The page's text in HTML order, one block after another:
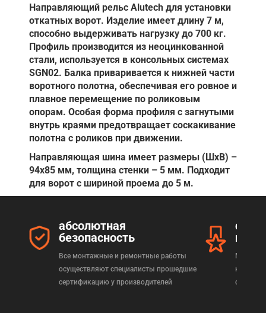
Направляющий рельс Alutech для установки
откатных ворот. Изделие имеет длину 7 м,
способно выдерживать нагрузку до 700 кг.
Профиль производится из неоцинкованной
стали, используется в консольных системах
SGN02. Балка приваривается к нижней части
воротного полотна, обеспечивая его ровное и
плавное перемещение по роликовым
опорам. Особая форма профиля с загнутыми
внутрь краями предотвращает соскакивание
полотна с роликов при движении.
Направляющая шина имеет размеры (ШхВ) –
94х85 мм, толщина стенки – 5 мм. Подходит
для ворот с шириной проема до 5 м.
абсолютная
безопасность
Все монтажные и ремонтные работы
осуществляют специалисты прошедшие
сертификацию у производителей
Мы